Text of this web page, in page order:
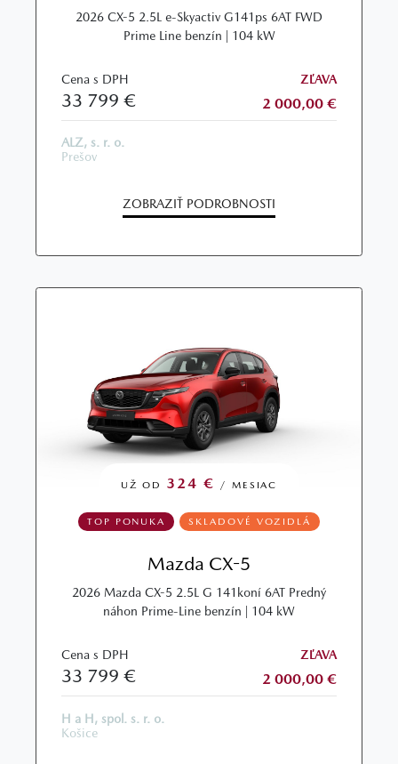
2026 CX-5 2.5L e-Skyactiv G141ps 6AT FWD
Prime Line benzín | 104 kW
Cena s DPH
33 799 €
ZĽAVA
2 000,00 €
ALZ, s. r. o.
Prešov
ZOBRAZIŤ PODROBNOSTI
UŽ OD 324 € / MESIAC
TOP PONUKA SKLADOVÉ VOZIDLÁ
Mazda CX-5
2026 Mazda CX-5 2.5L G 141koní 6AT Predný
náhon Prime-Line benzín | 104 kW
Cena s DPH
33 799 €
ZĽAVA
2 000,00 €
H a H, spol. s. r. o.
Košice